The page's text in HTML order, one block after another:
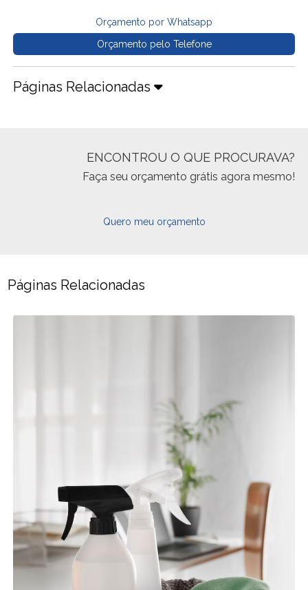
Orçamento por Whatsapp
Orçamento pelo Telefone
Páginas Relacionadas
ENCONTROU O QUE PROCURAVA?
Faça seu orçamento grátis agora mesmo!
Quero meu orçamento
Páginas Relacionadas